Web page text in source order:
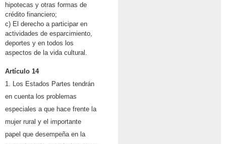
hipotecas y otras formas de
crédito financiero;
c) El derecho a participar en
actividades de esparcimiento,
deportes y en todos los
aspectos de la vida cultural.
Artículo 14
1. Los Estados Partes tendrán
en cuenta los problemas
especiales a que hace frente la
mujer rural y el importante
papel que desempeña en la